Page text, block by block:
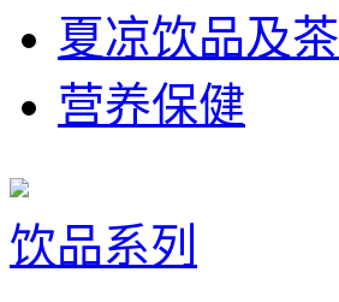
夏凉饮品及
营养保健
饮品系列